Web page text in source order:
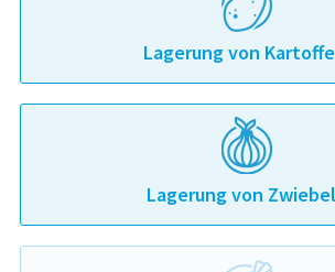
Lagerung von
Lagerung von